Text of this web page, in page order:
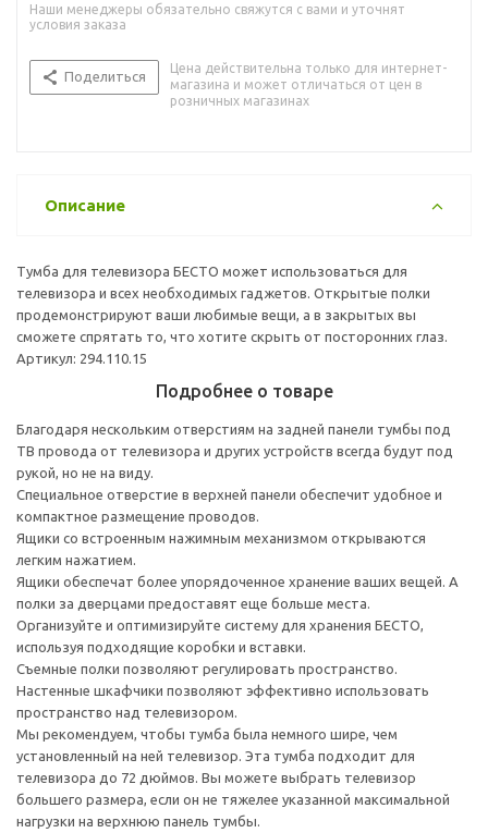
Наши менеджеры обязательно свяжутся с вами и уточнят
условия заказа
Поделиться
Цена действительна только для интернет-
магазина и может отличаться от цен в
розничных магазинах
Описание
Тумба для телевизора БЕСТО может использоваться для
телевизора и всех необходимых гаджетов. Открытые полки
продемонстрируют ваши любимые вещи, а в закрытых вы
сможете спрятать то, что хотите скрыть от посторонних глаз.
Артикул: 294.110.15
Подробнее о товаре
Благодаря нескольким отверстиям на задней панели тумбы под
ТВ провода от телевизора и других устройств всегда будут под
рукой, но не на виду.
Специальное отверстие в верхней панели обеспечит удобное и
компактное размещение проводов.
Ящики со встроенным нажимным механизмом открываются
легким нажатием.
Ящики обеспечат более упорядоченное хранение ваших вещей. А
полки за дверцами предоставят еще больше места.
Организуйте и оптимизируйте систему для хранения БЕСТО,
используя подходящие коробки и вставки.
Съемные полки позволяют регулировать пространство.
Настенные шкафчики позволяют эффективно использовать
пространство над телевизором.
Мы рекомендуем, чтобы тумба была немного шире, чем
установленный на ней телевизор. Эта тумба подходит для
телевизора до 72 дюймов. Вы можете выбрать телевизор
большего размера, если он не тяжелее указанной максимальной
нагрузки на верхнюю панель тумбы.